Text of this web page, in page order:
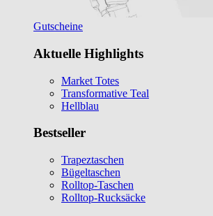
Gutscheine
Aktuelle Highlights
Market Totes
Transformative Teal
Hellblau
Bestseller
Trapeztaschen
Bügeltaschen
Rolltop-Taschen
Rolltop-Rucksäcke